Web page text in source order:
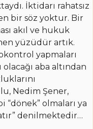
İktidarı rahatsız
bir söz yoktur. Bir
akıl ve hukuk
yüzüdür artık.
yapmaları
aba altından
Nedim Şener,
“dönek” olmaları ya
denilmektedir…